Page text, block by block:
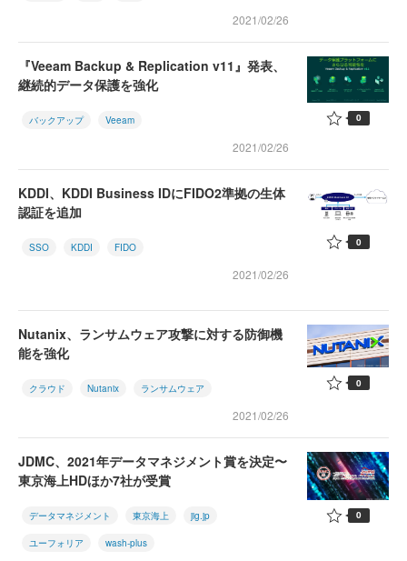
2021/02/26
『Veeam Backup & Replication v11』発表、
継続的データ保護を強化
バックアップ Veeam
2021/02/26
0
KDDI、KDDI Business IDにFIDO2準拠の生体
認証を追加
SSO KDDI FIDO
2021/02/26
0
Nutanix、ランサムウェア攻撃に対する防御機
能を強化
クラウド Nutanix ランサムウェア
2021/02/26
0
JDMC、2021年データマネジメント賞を決定〜
東京海上HDほか7社が受賞
データマネジメント 東京海上 jig.jp
ユーフォリア wash-plus
0